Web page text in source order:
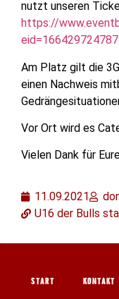
nutzt unseren
https://
eid=166429724787
Am Platz gilt die
einen Nachweis
Vor Ort wird es
Vielen Dank für
11.09.2021
U16 der Bulls
START KONTAKT